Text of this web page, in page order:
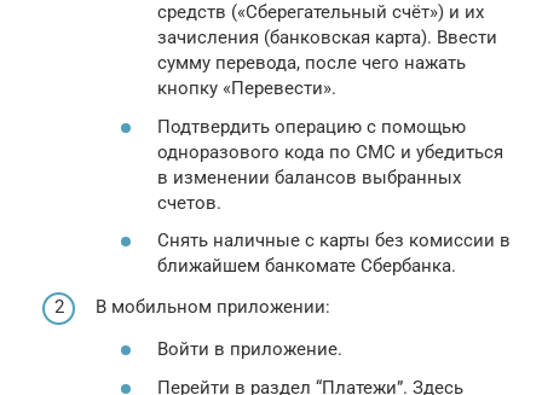
средств («Сберегательный счёт») и их
зачисления (банковская карта). Ввести
сумму перевода, после чего нажать
кнопку «Перевести».
Подтвердить операцию с помощью
одноразового кода по СМС и убедиться
в изменении балансов выбранных
счетов.
Снять наличные с карты без комиссии в
ближайшем банкомате Сбербанка.
В мобильном приложении:
Войти в приложение.
Перейти в раздел “Платежи”. Здесь